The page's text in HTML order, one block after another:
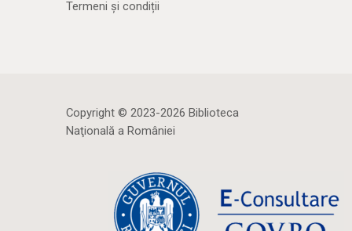
Termeni și condiții
Copyright © 2023-2026 Biblioteca
Naţională a României